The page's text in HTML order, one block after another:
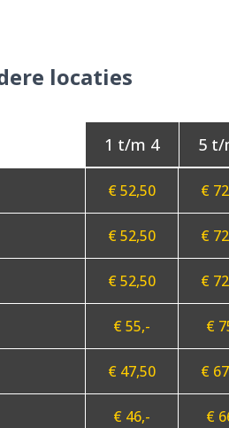
locaties
€ 52,50 €
€ 52,50 €
€ 52,50 €
€ 55,- €
€ 47,50 €
€ 46,- €